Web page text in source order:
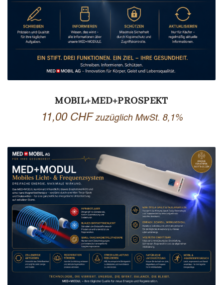
MOBIL+MED+PROSPEKT
11,00 CHF zuzüglich MwSt. 8,1%